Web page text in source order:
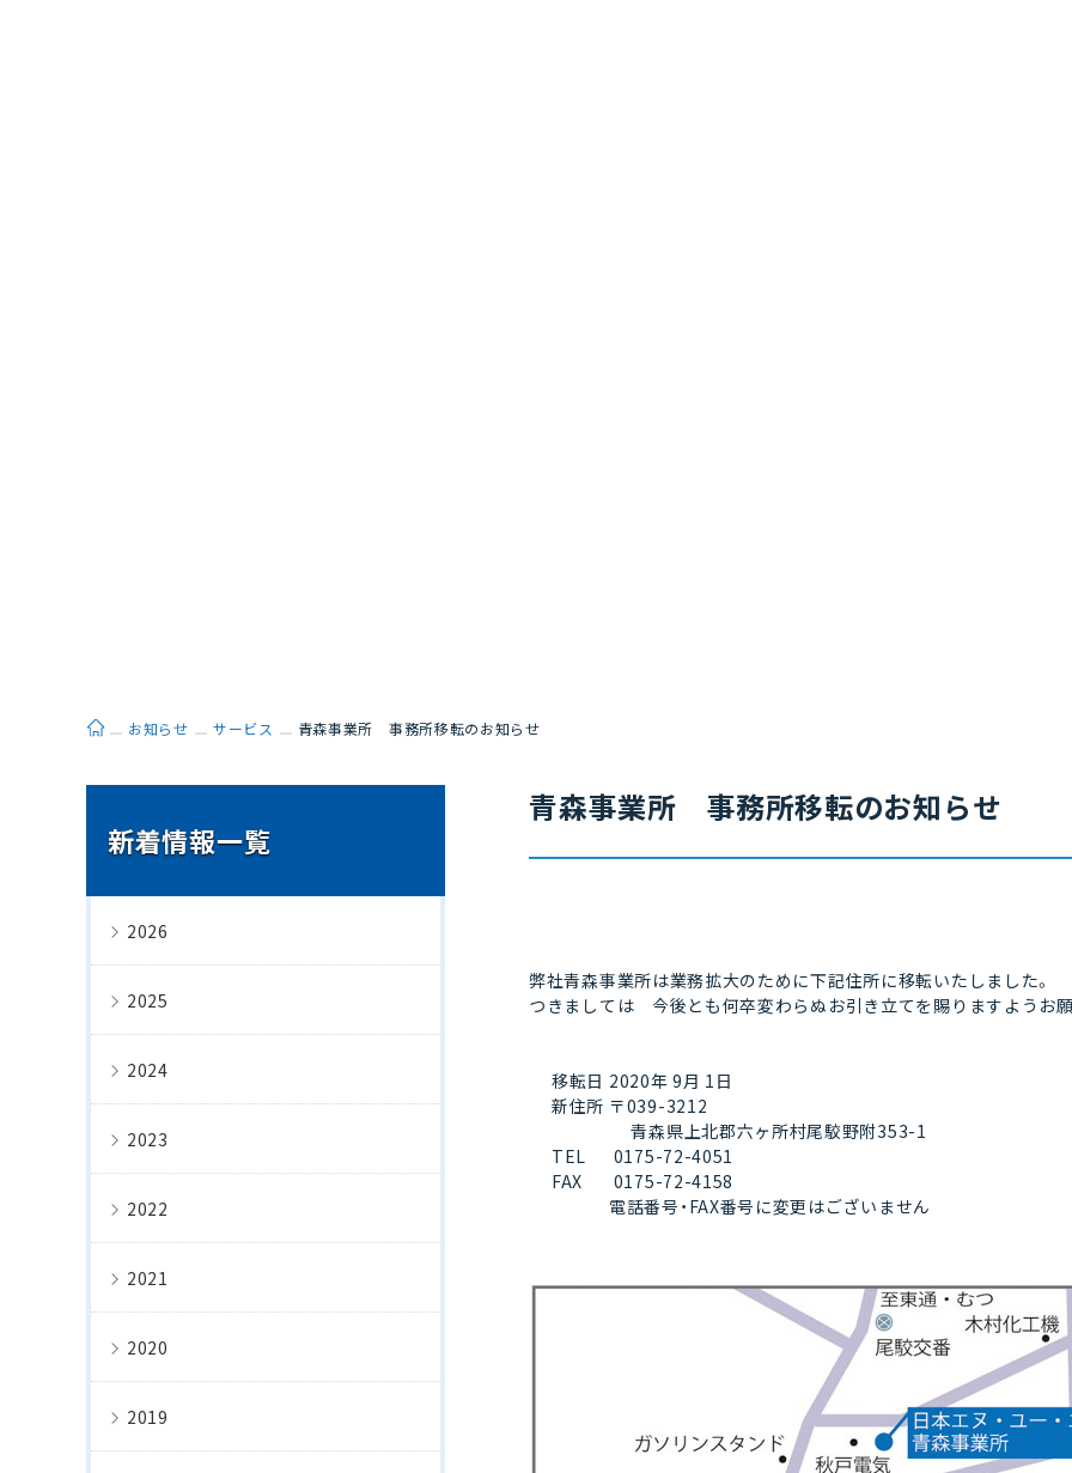
ホームお知らせ サービス 青森事業所 事務所移転のお知らせ
青森事業所 事務所移転のお知らせ
弊社青森事業所は業務拡大のために下記住所に移転いたしました。
つきましては 今後とも何卒変わらぬお引き立てを賜りますようお
移転日 2020年 9月 1日
新住所 〒039-3212
青森県上北郡六ヶ所村尾駮野附353-1
TEL
0175-72-4051
FAX
0175-72-4158
電話番号・FAX番号に変更はございません
新着情報一覧
2026
2025
2024
2023
2022
2021
2020
2019